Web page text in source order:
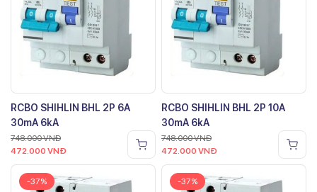
RCBO SHIHLIN BHL 2P 6A
30mA 6kA
748.000VNĐ
472.000 VNĐ
RCBO SHIHLIN BHL 2P 10A
30mA 6kA
748.000VNĐ
472.000 VNĐ
-37% -37%